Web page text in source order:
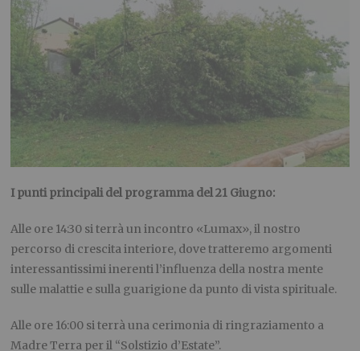
I punti principali del programma del 21 Giugno:
Alle ore 14:30 si terrà un incontro «Lumax», il nostro
percorso di crescita interiore, dove tratteremo argomenti
interessantissimi inerentil’influenza della nostra mente
sulle malattie e sulla guarigione da punto di vista spirituale.
Alle ore 16:00 si terrà una cerimonia di ringraziamento a
Madre Terra per il “Solstizio d’Estate”.